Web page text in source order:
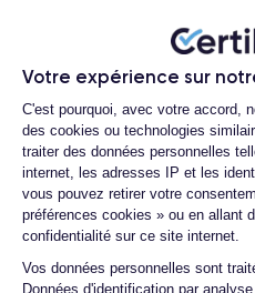
Votre expérience sur
Plateforme de
C'est pourquoi, avec votre accord,
des cookies ou technologies
traiter des données personnelles
internet, les adresses IP et les
vous pouvez retirer votre
préférences cookies » ou en allant
confidentialité sur ce site internet.
Vos données personnelles sont
Données d'identification par
Axeptio
est
, avec un capteur
l'image et permet la détection
comprend de nouvelles
et d'apprentissage automatique.
Si vous souhaitez découvrir
smartphone, consulté lafiche
Quelle est la durée
Proposez-vous une
de casse due à des
chutes ?
Quelles sont les
les batteries ?
Quels sont les
la commande ?